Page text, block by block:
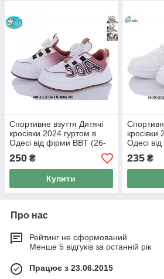
Спортивне взуття Дитячі
кросівки 2024 гуртом в
Одесі від фірми BBT (26-
31)
250 ₴
Купити
кросівки
Одесі
31)
235₴
Про нас
Рейтинг не сформований
Менше 5 відгуків за останній рік
Працює з 23.06.2015